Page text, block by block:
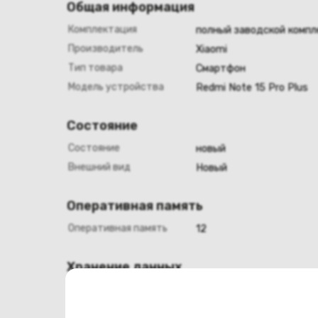
Общая информация
Комплектация
полный заводской
Производитель
Xiaomi
Тип товара
Смартфон
Модель устройства
Redmi Note 15 Pro Plus
Состояние
Состояние
новый
Внешний вид
Новый
Оперативная память
Оперативная память 12
Хранение данных